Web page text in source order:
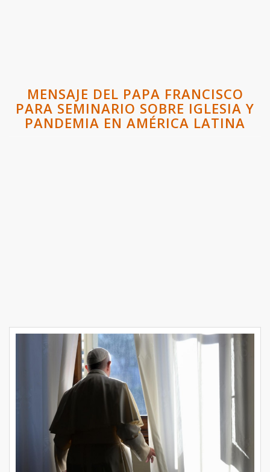
MENSAJE DEL PAPA FRANCISCO
PARA SEMINARIO SOBRE IGLESIA Y
PANDEMIA EN AMÉRICA LATINA